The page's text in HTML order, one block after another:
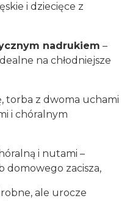
i dziecięce z
nadrukiem –
na chłodniejsze
torba z dwoma uchami
i chóralnym
i nutami –
domowego zacisza,
ale urocze